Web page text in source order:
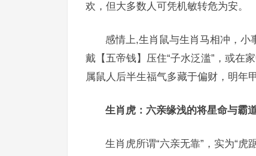
欢，但大多数人可凭机敏转危为安。
感情上,生肖鼠与生肖马相冲，
戴【五帝钱】压住“子水泛滥”，或在
属鼠人后半生福气多藏于偏财，明年
生肖虎：六亲缘浅的将星命与霸
生肖虎所谓“六亲无靠”，实为“虎